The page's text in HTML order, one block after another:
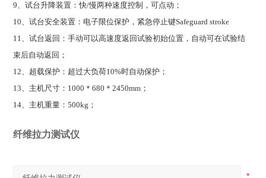
9、试台升降装置：快/慢两种速度控制，可点动；
10、试台安全装置：电子限位保护，紧急停止键Safeguard stroke
11、试台返回：手动可以高速度返回试验初始位置，自动可在试验结
束后自动返回；
12、超载保护：超过大负荷10%时自动保护；
13、主机尺寸：1000＊680＊2450mm；
14、主机重量：500kg；
纤维拉力测试仪